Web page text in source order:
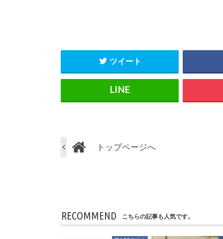
ツイート
トップページへ
RECOMMEND こちらの記事も人気です。